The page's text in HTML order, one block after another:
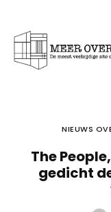
NIEUWS
The
gedicht